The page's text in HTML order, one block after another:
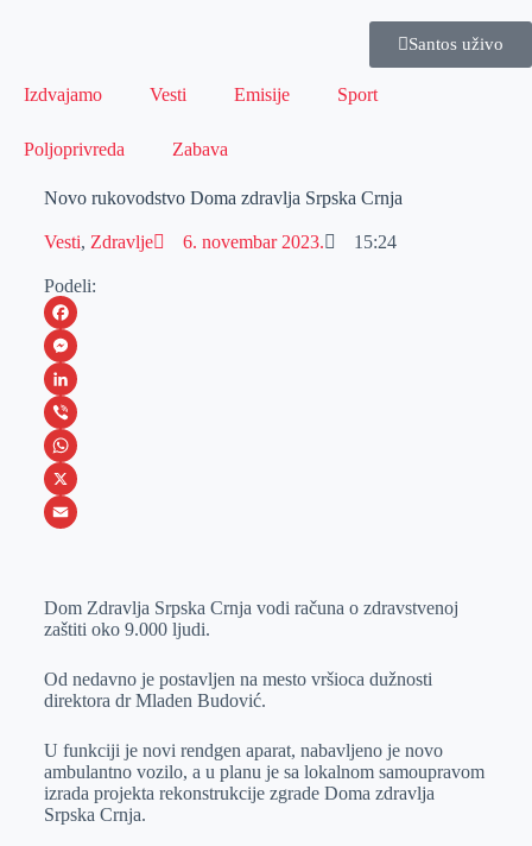
Santos uživo
Izdvajamo Vesti Emisije Sport
Poljoprivreda Zabava
Novo rukovodstvo Doma zdravlja Srpska Crnja
Vesti, Zdravlje 6. novembar 2023. 15:24
Podeli:
F
a
c
e
b
o
M
e
s
s
e
e
L
i
n
k
I
V
i
b
W
h
s
p
p
X
a
l
Dom Zdravlja Srpska Crnja vodi računa o zdravstvenoj
zaštiti oko 9.000 ljudi.
Od nedavno je postavljen na mesto vršioca dužnosti
direktora dr Mladen Budović.
U funkciji je novi rendgen aparat, nabavljeno je novo
ambulantno vozilo, a u planu je sa lokalnom samoupravom
izrada projekta rekonstrukcije zgrade Doma zdravlja
Srpska Crnja.